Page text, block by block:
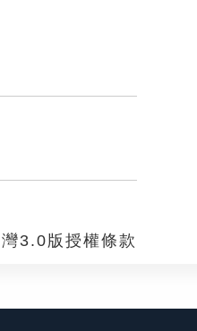
3.0版授權條款